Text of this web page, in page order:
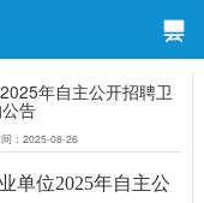
年自主公开招聘卫
告
：2025-08-26
位2025年自主公